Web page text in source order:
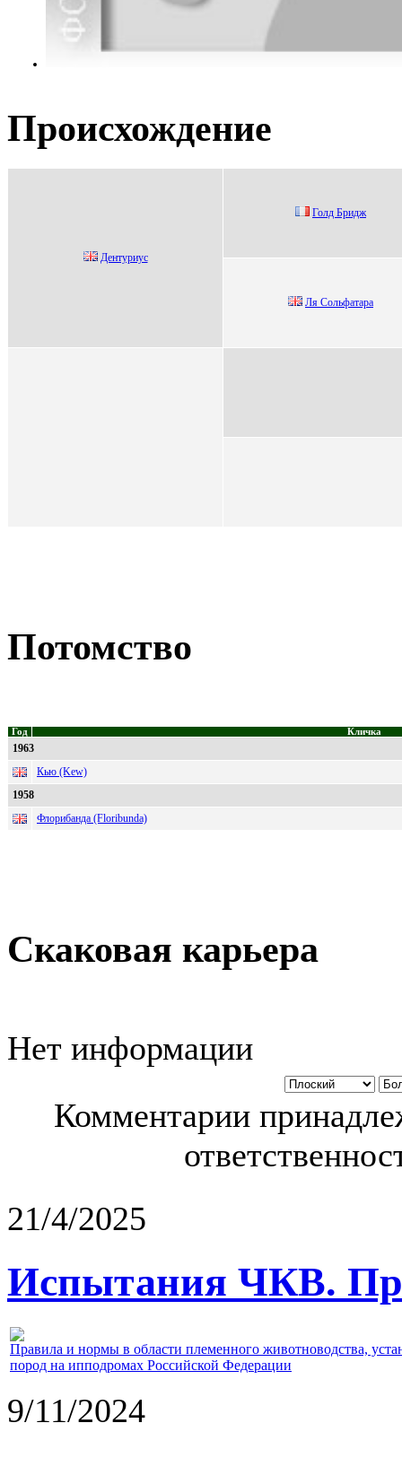
Происхождение
Дентуриус
Голд Бридж
Ля Сoльфaтaрa
Потомство
Год Кличка
1963
Кью (Kew)
1958
Флорибанда (Floribunda)
Скаковая карьера
Нет информации
Комментарии
21/4/2025
Испытания ЧКВ.
Правила и нормы в области племенного животноводства,
пород на ипподромах Российской Федерации
9/11/2024